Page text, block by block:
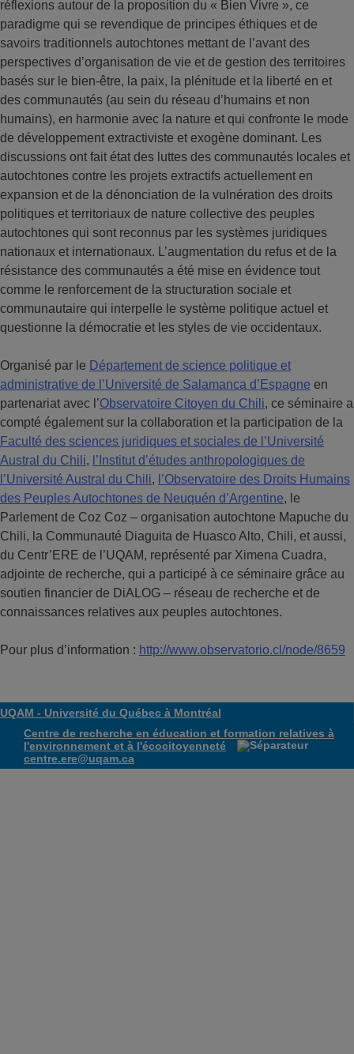
réflexions autour de la proposition du « Bien Vivre », ce
paradigme qui se revendique de principes éthiques et de
savoirs traditionnels autochtones mettant de l’avant des
perspectives d’organisation de vie et de gestion des territoires
basés sur le bien-être, la paix, la plénitude et la liberté en et
des communautés (au sein du réseau d’humains et non
humains), en harmonie avec la nature et qui confronte le mode
de développement extractiviste et exogène dominant. Les
discussions ont fait état des luttes des communautés locales et
autochtones contre les projets extractifs actuellement en
expansion et de la dénonciation de la vulnération des droits
politiques et territoriaux de nature collective des peuples
autochtones qui sont reconnus par les systèmes juridiques
nationaux et internationaux. L’augmentation du refus et de la
résistance des communautés a été mise en évidence tout
comme le renforcement de la structuration sociale et
communautaire qui interpelle le système politique actuel et
questionne la démocratie et les styles de vie occidentaux.
Organisé par le Département de science politique et
administrative de l’Université de Salamanca d’Espagne en
partenariat avec l’Observatoire Citoyen du Chili, ce séminaire a
compté également sur la collaboration et la participation de la
Faculté des sciences juridiques et sociales de l’Université
Austral du Chili, l’Institut d’études anthropologiques de
l’Université Austral du Chili, l’Observatoire des Droits Humains
des Peuples Autochtones de Neuquén d’Argentine, le
Parlement de Coz Coz – organisation autochtone Mapuche du
Chili, la Communauté Diaguita de Huasco Alto, Chili, et aussi,
du Centr’ERE de l’UQAM, représenté par Ximena Cuadra,
adjointe de recherche, qui a participé à ce séminaire grâce au
soutien financier de DiALOG – réseau de recherche et de
connaissances relatives aux peuples autochtones.
Pour plus d’information : http://www.observatorio.cl/node/8659
UQAM - Université du Québec à Montréal
Centre de recherche en éducation et formation relatives à
l'environnement et à l'écocitoyenneté
centre.ere@uqam.ca